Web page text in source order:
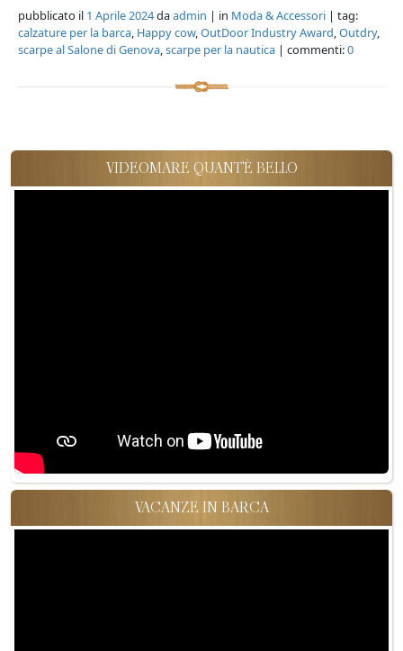
pubblicato il 1 Aprile 2024daadmin | in Moda & Accessori | tag:
calzature per la barca, Happy cow,OutDoor Industry Award,Outdry,
scarpe al Salone di Genova,scarpe per la nautica | commenti:0
VIDEOMARE QUANT'È BELLO
VACANZE IN BARCA